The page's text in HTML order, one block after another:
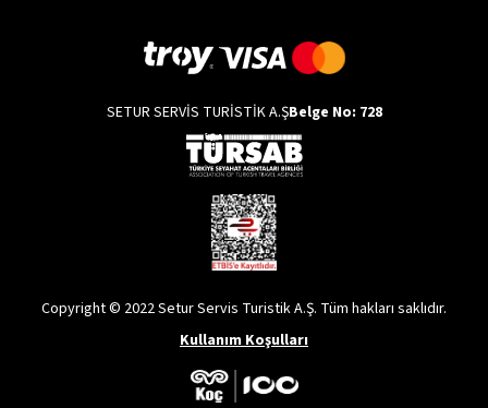
SETUR SERVİS TURİSTİK A.ŞBelge No: 728
Copyright © 2022 Setur Servis Turistik A.Ş. Tüm hakları saklıdır.
Kullanım Koşulları